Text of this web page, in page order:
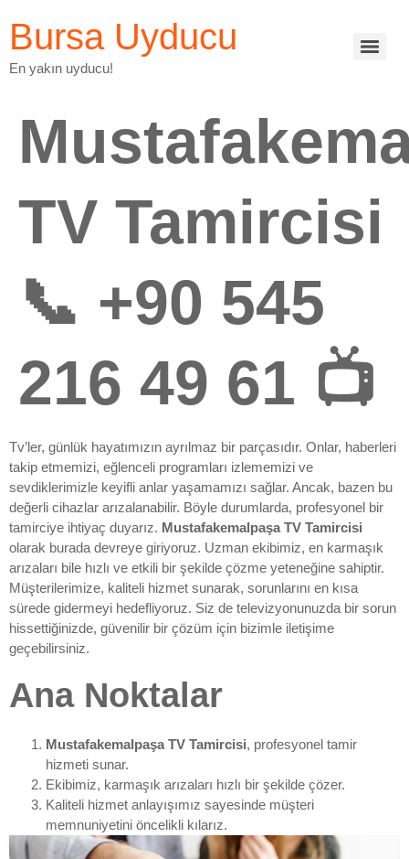
Bursa Uyducu
En yakın uyducu!
TV Tamircisi
📞 +90 545
216 49 61 📺
Tv’ler, günlük hayatımızın ayrılmaz bir parçasıdır. Onlar, haberleri
takip etmemizi, eğlenceli programları izlememizi ve
sevdiklerimizle keyifli anlar yaşamamızı sağlar. Ancak, bazen bu
değerli cihazlar arızalanabilir. Böyle durumlarda, profesyonel bir
tamirciye ihtiyaç duyarız. Mustafakemalpaşa TV Tamircisi
olarak burada devreye giriyoruz. Uzman ekibimiz, en karmaşık
arızaları bile hızlı ve etkili bir şekilde çözme yeteneğine sahiptir.
Müşterilerimize, kaliteli hizmet sunarak, sorunlarını en kısa
sürede gidermeyi hedefliyoruz. Siz de televizyonunuzda bir sorun
hissettiğinizde, güvenilir bir çözüm için bizimle iletişime
geçebilirsiniz.
Ana Noktalar
Mustafakemalpaşa TV Tamircisi, profesyonel tamir
hizmeti sunar.
Ekibimiz, karmaşık arızaları hızlı bir şekilde çözer.
Kaliteli hizmet anlayışımız sayesinde müşteri
memnuniyetini öncelikli kılarız.